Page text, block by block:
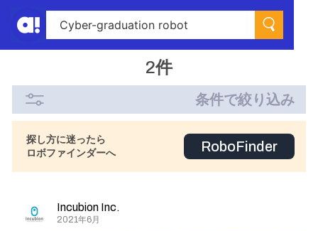
2件
条件で絞り込み
探し方に迷ったら
ロボファインダーへ
RoboFinder
Incubion Inc.
2021年6月